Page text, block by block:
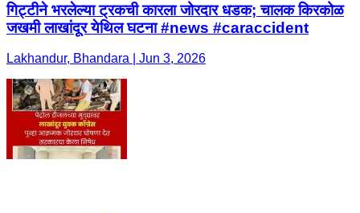
गिट्टीने भरलेल्या ट्रकची कारला जोरदार धडक; चालक किरकोळ
जखमी लाखांदूर येथिल घटना #news #caraccident
Lakhandur, Bhandara | Jun 3, 2026